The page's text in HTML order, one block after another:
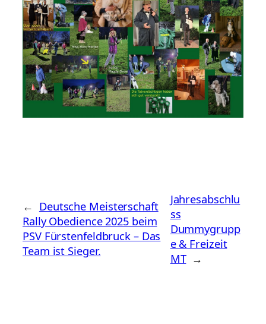
← Deutsche Meisterschaft
Rally Obedience 2025 beim
PSV Fürstenfeldbruck – Das
Team ist Sieger.
Jahresabschlu
ss
Dummygrupp
e & Freizeit
MT →